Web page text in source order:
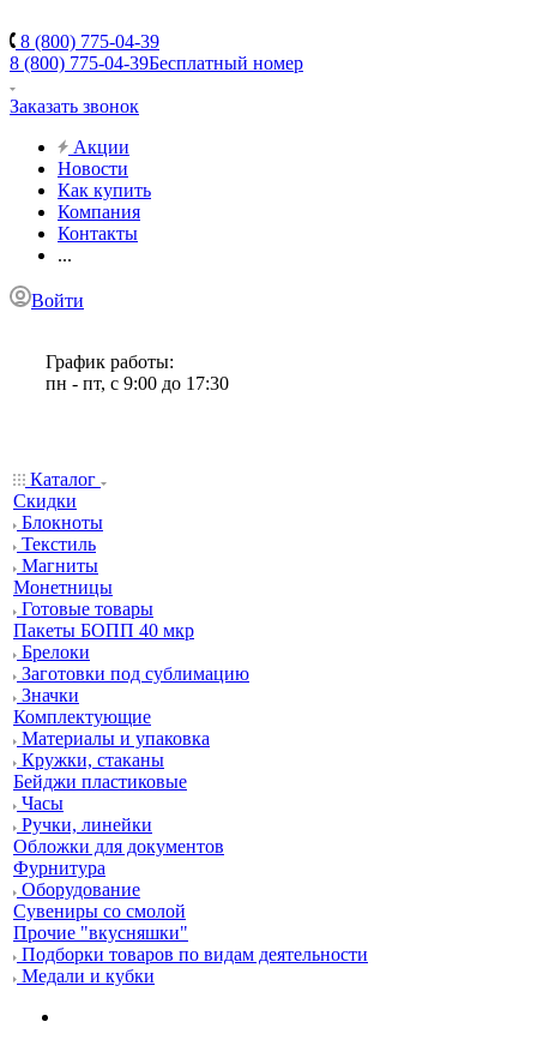
8 (800) 775-04-39
8 (800) 775-04-39Бесплатный номер
Заказать звонок
Акции
Новости
Как купить
Компания
Контакты
...
Войти
График работы:
пн - пт, с 9:00 до 17:30
Каталог
Скидки
Блокноты
Текстиль
Магниты
Монетницы
Готовые товары
Пакеты БОПП 40 мкр
Брелоки
Заготовки под сублимацию
Значки
Комплектующие
Материалы и упаковка
Кружки, стаканы
Бейджи пластиковые
Часы
Ручки, линейки
Обложки для документов
Фурнитура
Оборудование
Сувениры со смолой
Прочие "вкусняшки"
Подборки товаров по видам деятельности
Медали и кубки